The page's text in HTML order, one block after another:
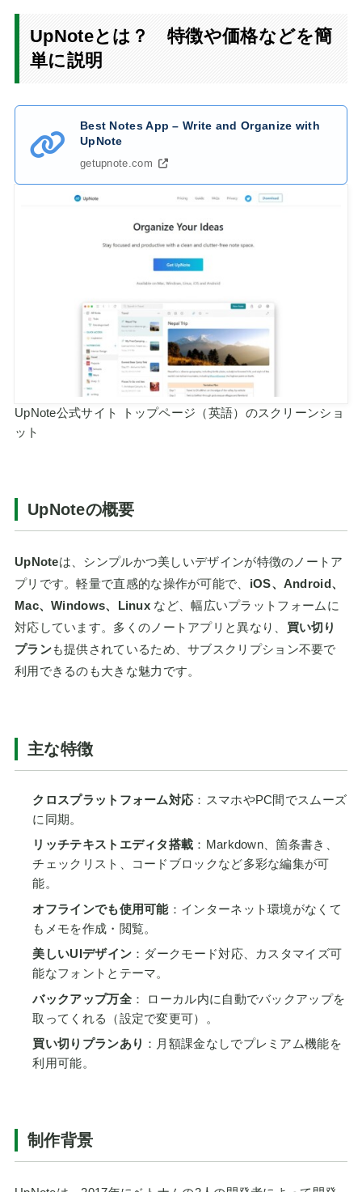
UpNoteとは？ 特徴や価格などを簡
単に説明
Best Notes App – Write and Organize with
UpNote
getupnote.com
UpNote公式サイト トップページ（英語）のスクリーンショ
ット
UpNoteの概要
UpNoteは、シンプルかつ美しいデザインが特徴のノートア
プリです。軽量で直感的な操作が可能で、 iOS、Android、
Mac、Windows、Linux など、幅広いプラットフォームに
対応しています。多くのノートアプリと異なり、 買い切り
プランも提供されているため、サブスクリプション不要で
利用できるのも大きな魅力です。
主な特徴
クロスプラットフォーム対応 ：スマホやPC間でスムーズ
に同期。
リッチテキストエディタ搭載 ：Markdown、箇条書き、
チェックリスト、コードブロックなど多彩な編集が可
能。
オフラインでも使用可能：インターネット環境がなくて
もメモを作成・閲覧。
美しいUIデザイン ：ダークモード対応、カスタマイズ可
能なフォントとテーマ。
バックアップ万全： ローカル内に自動でバックアップを
取ってくれる（設定で変更可）。
買い切りプランあり ：月額課金なしでプレミアム機能を
利用可能。
制作背景